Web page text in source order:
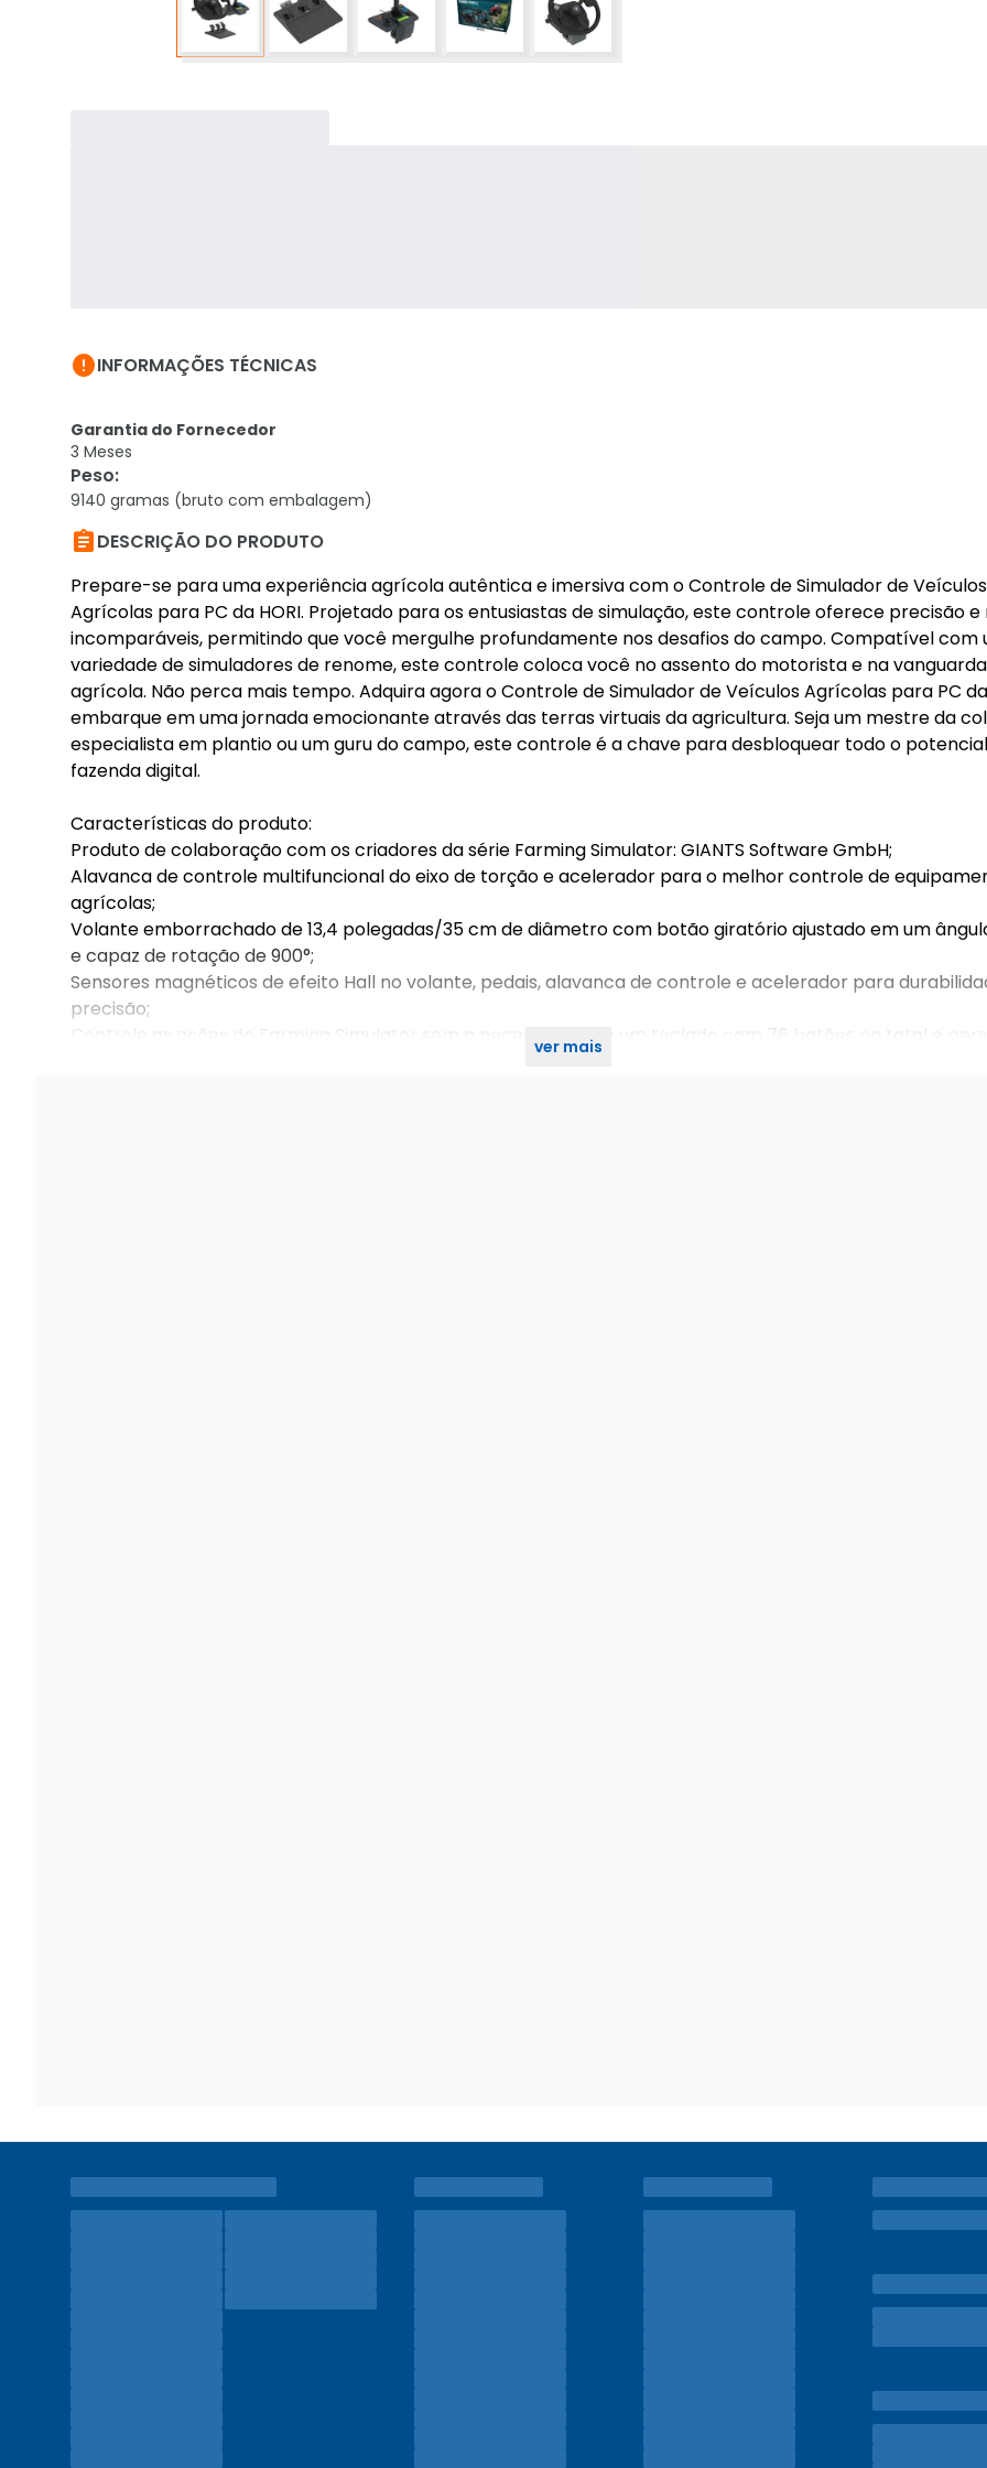
INFORMAÇÕES TÉCNICAS
Garantia do Fornecedor
3 Meses
Peso:
9140 gramas (bruto com embalagem)
DESCRIÇÃO DO PRODUTO
Prepare-se para uma experiência agrícola autêntica e imersiva com o Controle de Simulador de Veículos
Agrícolas para PC da HORI. Projetado para os entusiastas de simulação, este controle oferece precisão e
incomparáveis, permitindo que você mergulhe profundamente nos desafios do campo. Compatível com
variedade de simuladores de renome, este controle coloca você no assento do motorista e na
agrícola. Não perca mais tempo. Adquira agora o Controle de Simulador de Veículos Agrícolas para PC da
embarque em uma jornada emocionante através das terras virtuais da agricultura. Seja um mestre da
especialista em plantio ou um guru do campo, este controle é a chave para desbloquear todo o
fazenda digital.
Características do produto:
Produto de colaboração com os criadores da série Farming Simulator: GIANTS Software GmbH;
Alavanca de controle multifuncional do eixo de torção e acelerador para o melhor controle de
agrícolas;
Volante emborrachado de 13,4 polegadas/35 cm de diâmetro com botão giratório ajustado em um
e capaz de rotação de 900°;
Sensores magnéticos de efeito Hall no volante, pedais, alavanca de controle e acelerador para
precisão;
Controle as ações do Farming Simulator sem a necessidade de um teclado com 76 botões no total e
ver mais